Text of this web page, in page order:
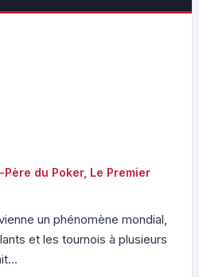
du Poker, Le Premier
un phénomène mondial,
et les tournois à plusieurs